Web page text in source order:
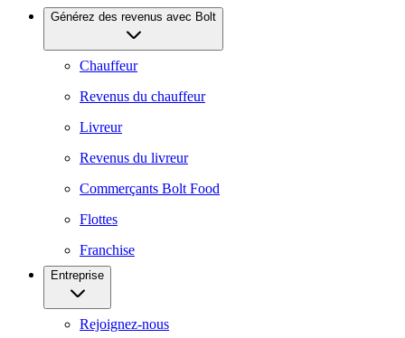
Générez des revenus avec Bolt
Chauffeur
Revenus du chauffeur
Livreur
Revenus du livreur
Commerçants Bolt Food
Flottes
Franchise
Entreprise
Rejoignez-nous